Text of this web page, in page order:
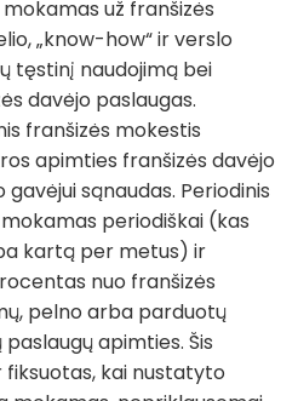
už franšizės
„know-how“ ir verslo
tęstinį naudojimą bei
davėjo paslaugas.
franšizės mokestis
apimties franšizės davėjo
sąnaudas. Periodinis
periodiškai (kas
kartą per metus) ir
nuo franšizės
pelno arba parduotų
apimties. Šis
kai nustatyto